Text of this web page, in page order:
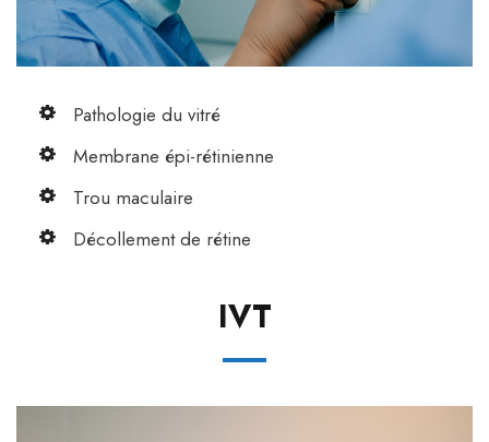
Pathologie du vitré
Membrane épi-rétinienne
Trou maculaire
Décollement de rétine
IVT